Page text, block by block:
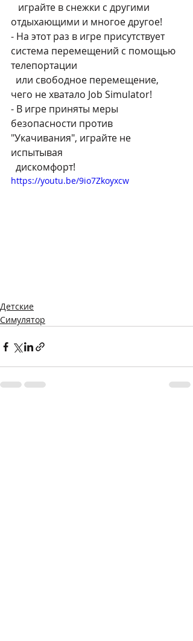
отдыхающими и многое другое!
- На этот раз в игре присутствует
система перемещений с помощью
телепортации
чего не хватало Job Simulator!
- В игре приняты меры
безопасности против
"Укачивания", играйте не
испытывая
  дискомфорт!
https://youtu.be/9io7Zkoyxcw
Детские
Симулятор